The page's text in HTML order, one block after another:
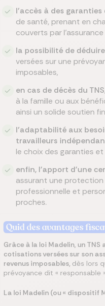
l'accès à des
de santé, prenant en
couverts par
la possibilité de
versées sur une
imposables,
en cas de décès du TNS
à la famille ou aux
ainsi un solide soutien
l’adaptabilité aux
travailleurs
le choix des garanties
enfin, l’apport d’une
assurant une protection
professionnelle et
proches.
Quid des avantages
Grâce à la loi Madelin, un
cotisations versées sur son
revenus imposables, dès lors
prévoyance dit « responsable
La loi Madelin (ou « dispositif